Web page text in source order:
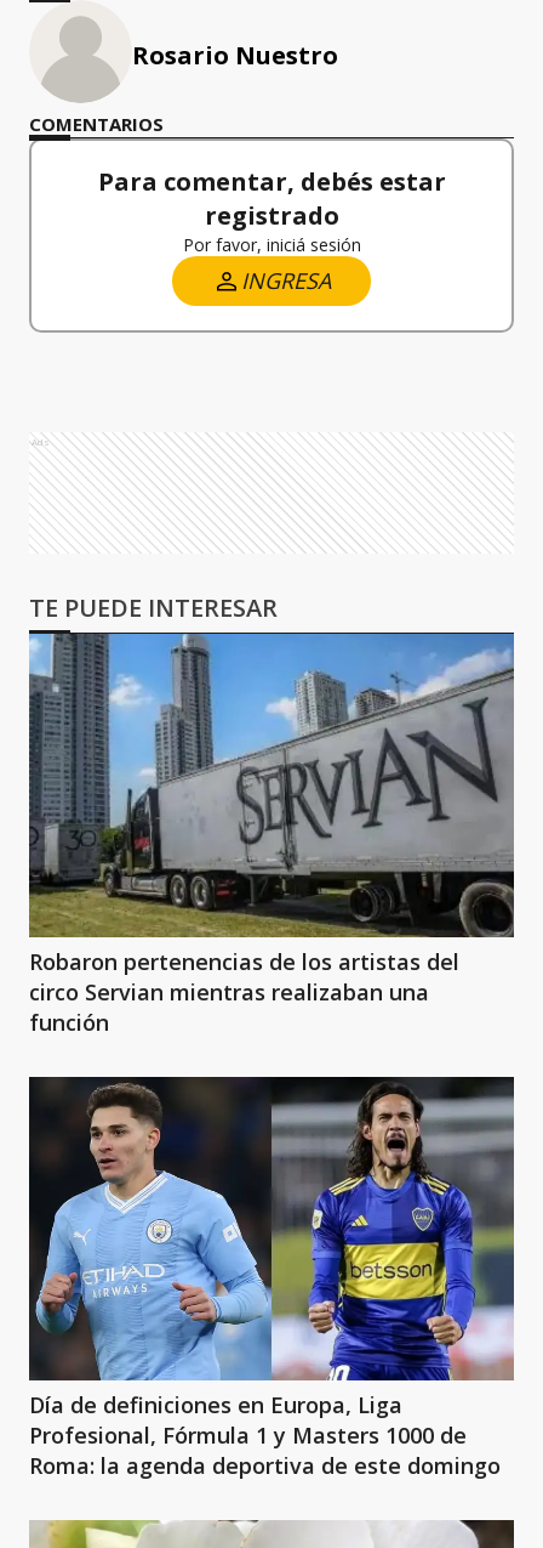
Rosario Nuestro
COMENTARIOS
Para comentar, debés estar
registrado
Por favor, iniciá sesión
INGRESA
Ads
TE PUEDE INTERESAR
Robaron pertenencias de los artistas del
circo Servian mientras realizaban una
función
Día de definiciones en Europa, Liga
Profesional, Fórmula 1 y Masters 1000 de
Roma: la agenda deportiva de este domingo